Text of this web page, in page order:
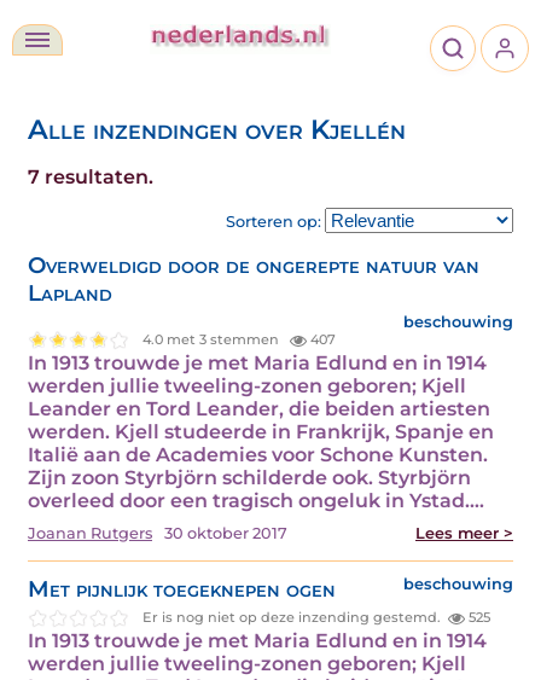
Alle inzendingen over Kjellén
7 resultaten.
Sorteren op:
Overweldigd door de ongerepte natuur van
Lapland
beschouwing
4.0 met 3 stemmen 407
In 1913 trouwde je met Maria Edlund en in 1914
werden jullie tweeling-zonen geboren; Kjell
Leander en Tord Leander, die beiden artiesten
werden. Kjell studeerde in Frankrijk, Spanje en
Italië aan de Academies voor Schone Kunsten.
Zijn zoon Styrbjörn schilderde ook. Styrbjörn
overleed door een tragisch ongeluk in Ystad.…
Joanan Rutgers 30 oktober 2017 Lees meer >
Met pijnlijk toegeknepen ogen beschouwing
Er is nog niet op deze inzending gestemd. 525
In 1913 trouwde je met Maria Edlund en in 1914
werden jullie tweeling-zonen geboren; Kjell